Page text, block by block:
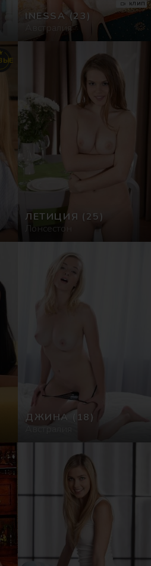
INESSA (23)
Австралия
КЛИП
ЛЕТИЦИЯ (25)
Лонсестон
ДЖИНА
(18)
Австралия